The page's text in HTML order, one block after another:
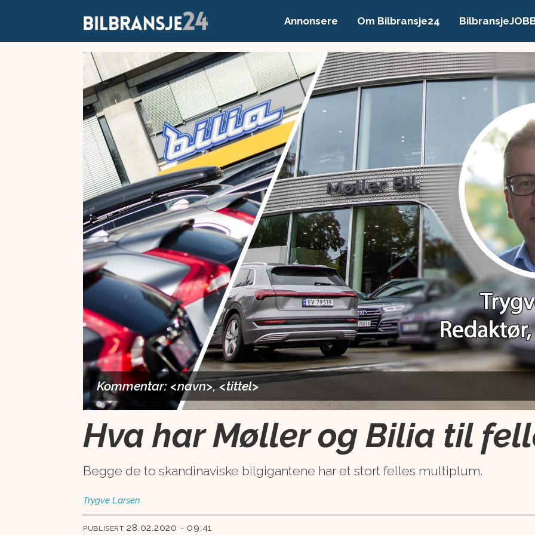
Annonsere Om Bilbransje24
Kommentar: <navn>, <tittel>
Hva har Møller og Bilia til
Begge de to skandinaviske bilgigantene har et stort felles multiplum.
Trygve Larsen
PUBLISERT 28.02.2020 - 09:41